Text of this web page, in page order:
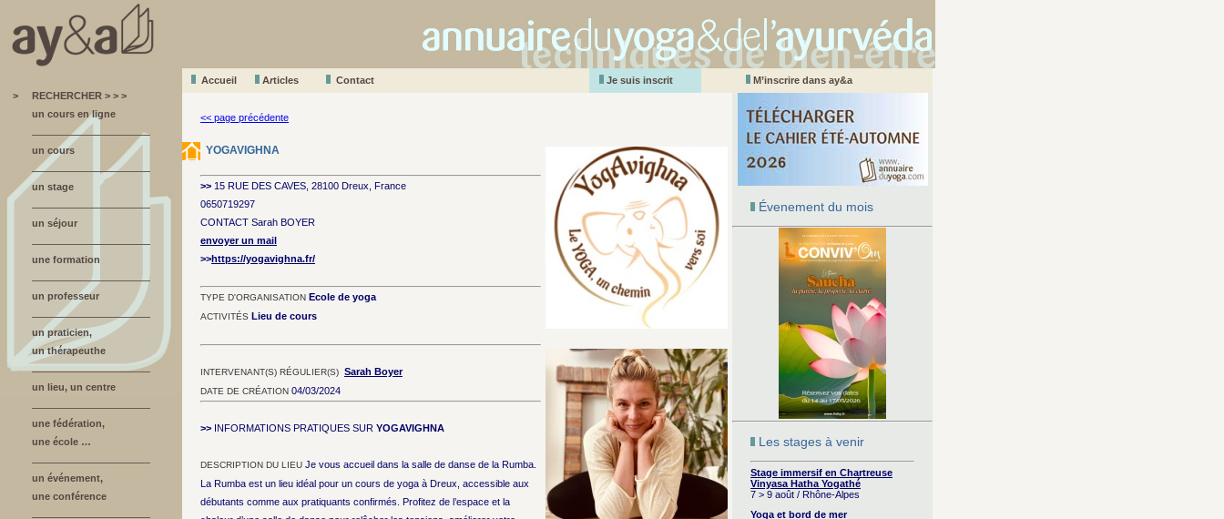
Accueil Articles Contact Je suis inscrit
M’inscrire dans ay&a
>
RECHERCHER > > >
un cours en ligne
un cours
un stage
un séjour
une formation
un professeur
un praticien,
un thérapeuthe
un lieu, un centre
une fédération,
une école …
un événement,
une conférence
Évenement du mois
Les stages à venir
Stage immersif en Chartreuse
Vinyasa Hatha Yogathé
7 > 9 août / Rhône-Alpes
Yoga et bord de mer
<< page précédente
YOGAVIGHNA
>> 15 RUE DES CAVES, 28100 Dreux, France
0650719297
CONTACT Sarah BOYER
envoyer un mail
>>https://yogavighna.fr/
TYPE D'ORGANISATION Ecole de yoga
ACTIVITÉS Lieu de cours
INTERVENANT(S) RÉGULIER(S) Sarah Boyer
DATE DE CRÉATION 04/03/2024
>> INFORMATIONS PRATIQUES SUR YOGAVIGHNA
DESCRIPTION DU LIEU Je vous accueil dans la salle de danse de la Rumba.
La Rumba est un lieu idéal pour un cours de yoga à Dreux, accessible aux
débutants comme aux pratiquants confirmés. Profitez de l’espace et la